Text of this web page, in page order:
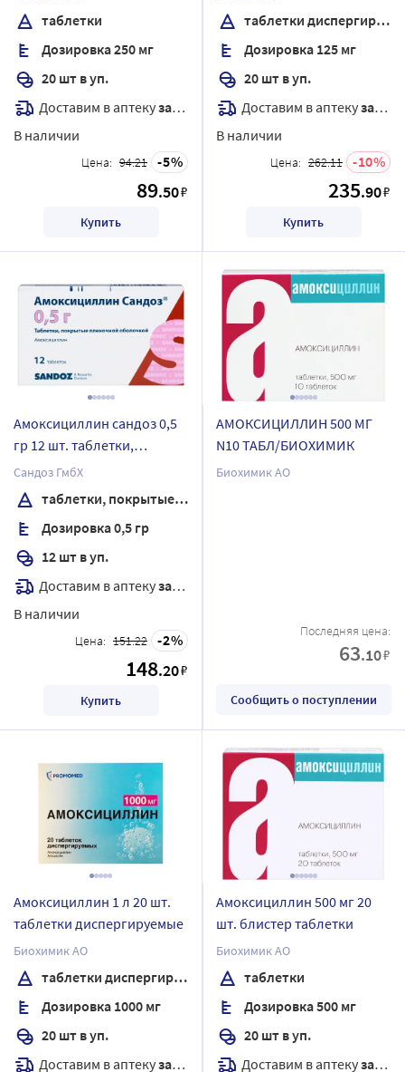
таблетки
Дозировка 250 мг
20 шт в уп.
Доставим в аптекузавтра
В наличии
Цена: 94.21 5
89.50₽
Купить
таблетки диспергируемые
Дозировка 125 мг
20 шт в уп.
Доставим в аптекузавтра
В наличии
Цена: 262.11 10
235.90₽
Купить
Амоксициллин сандоз 0,5
гр 12 шт. таблетки,
покрытые пленочной
оболочкой
Сандоз ГмбХ
таблетки, покрытые пленочной оболочкой
Дозировка 0,5 гр
12 шт в уп.
Доставим в аптекузавтра
В наличии
Цена: 151.22 2
148.20₽
Купить
АМОКСИЦИЛЛИН 500 МГ
N10 ТАБЛ/БИОХИМИК
Биохимик АО
Последняя цена:
63.10₽
Сообщить о поступлении
Амоксициллин 1 л 20 шт.
таблетки диспергируемые
Биохимик АО
таблетки диспергируемые
Дозировка 1000 мг
20 шт в уп.
Доставим в аптекузавтра
Амоксициллин 500 мг 20
шт. блистер таблетки
Биохимик АО
таблетки
Дозировка 500 мг
20 шт в уп.
Доставим в аптекузавтра